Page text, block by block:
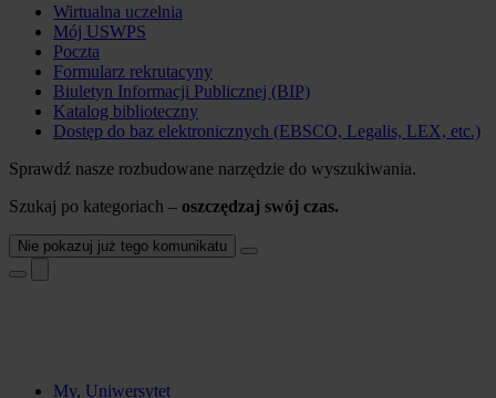
Wirtualna uczelnia
Mój USWPS
Poczta
Formularz rekrutacyny
Biuletyn Informacji Publicznej (BIP)
Katalog biblioteczny
Dostęp do baz elektronicznych (EBSCO, Legalis, LEX, etc.)
Sprawdź nasze rozbudowane narzędzie do wyszukiwania.
Szukaj po kategoriach – oszczędzaj swój czas.
Nie pokazuj już tego komunikatu
My, Uniwersytet